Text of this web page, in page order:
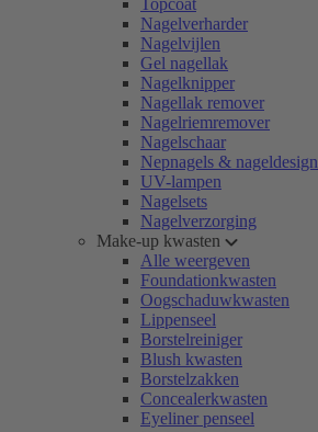
Topcoat
Nagelverharder
Nagelvijlen
Gel nagellak
Nagelknipper
Nagellak remover
Nagelriemremover
Nagelschaar
Nepnagels & nageldesign
UV-lampen
Nagelsets
Nagelverzorging
Make-up kwasten
Alle weergeven
Foundationkwasten
Oogschaduwkwasten
Lippenseel
Borstelreiniger
Blush kwasten
Borstelzakken
Concealerkwasten
Eyeliner penseel